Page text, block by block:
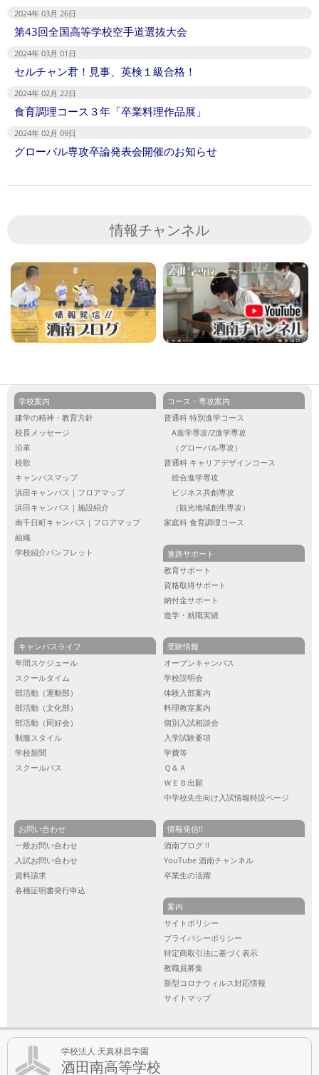
2024年 03月 26日
第43回全国高等学校空手道選抜大会
2024年 03月 01日
セルチャン君！見事、英検１級合格！
2024年 02月 22日
食育調理コース３年「卒業料理作品展」
2024年 02月 09日
グローバル専攻卒論発表会開催のお知らせ
情報チャンネル
学校案内
建学の精神・教育方針
校長メッセージ
沿革
校歌
キャンパスマップ
浜田キャンパス｜フロアマップ
浜田キャンパス｜施設紹介
南千日町キャンパス｜フロアマップ
組織
学校紹介パンフレット
コース・専攻案内
普通科 特別進学コース
A進学専攻/Z進学専攻
（グローバル専攻）
普通科 キャリアデザインコース
総合進学専攻
ビジネス共創専攻
（観光地域創生専攻）
家庭科 食育調理コース
進路サポート
教育サポート
資格取得サポート
納付金サポート
進学・就職実績
キャンパスライフ
年間スケジュール
スクールタイム
部活動（運動部）
部活動（文化部）
部活動（同好会）
制服スタイル
学校新聞
スクールバス
受験情報
オープンキャンパス
学校説明会
体験入部案内
料理教室案内
個別入試相談会
入学試験要項
学費等
Ｑ＆Ａ
ＷＥＢ出願
中学校先生向け入試情報特設ページ
お問い合わせ
一般お問い合わせ
入試お問い合わせ
資料請求
各種証明書発行申込
情報発信!!
酒南ブログ !!
YouTube 酒南チャンネル
卒業生の活躍
案内
サイトポリシー
プライバシーポリシー
特定商取引法に基づく表示
教職員募集
新型コロナウィルス対応情報
サイトマップ
学校法人 天真林昌学園
酒田南高等学校